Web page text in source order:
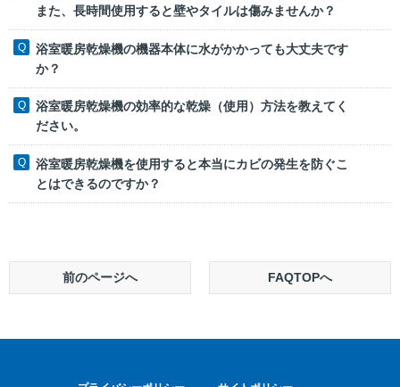
また、長時間使用すると壁やタイルは傷みませんか？
浴室暖房乾燥機の機器本体に水がかかっても大丈夫です
か？
浴室暖房乾燥機の効率的な乾燥（使用）方法を教えてく
ださい。
浴室暖房乾燥機を使用すると本当にカビの発生を防ぐこ
とはできるのですか？
前のページへ FAQTOPへ